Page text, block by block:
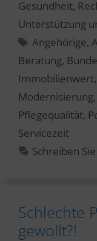
Gesundheit,
Unterstützung
Schlagwörter
Angehörige,
Beratung,
Immobilienwert,
Modernisierung,
Pflegequalität,
Servicezeit
Schreiben
Schlechte
gewollt?!